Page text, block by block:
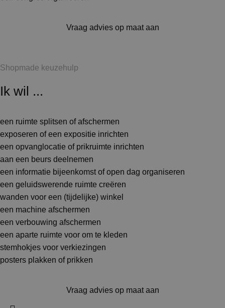
Vraag advies op maat aan
Shopmade keuzehulp
Ik wil ...
een ruimte splitsen of afschermen
exposeren of een expositie inrichten
een opvanglocatie of prikruimte inrichten
aan een beurs deelnemen
een informatie bijeenkomst of open dag organiseren
een geluidswerende ruimte creëren
wanden voor een (tijdelijke) winkel
een machine afschermen
een verbouwing afschermen
een aparte ruimte voor om te kleden
stemhokjes voor verkiezingen
posters plakken of prikken
Vraag advies op maat aan